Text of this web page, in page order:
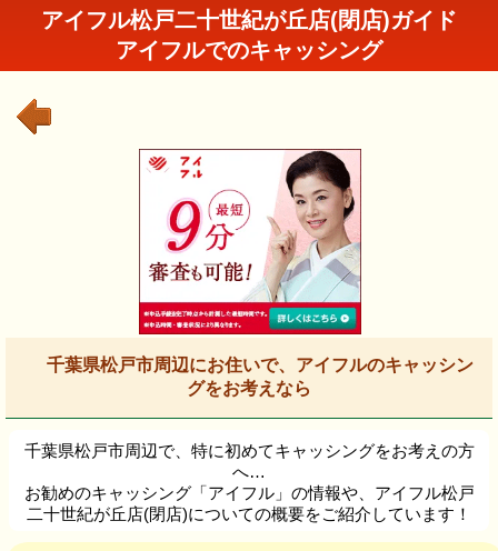
アイフル松戸二十世紀が丘店(閉店)ガイド
アイフルでのキャッシング
千葉県松戸市周辺にお住いで、アイフルのキャッシン
グをお考えなら
千葉県松戸市周辺で、特に初めてキャッシングをお考えの方
へ…
お勧めのキャッシング「アイフル」の情報や、アイフル松戸
二十世紀が丘店(閉店)についての概要をご紹介しています！